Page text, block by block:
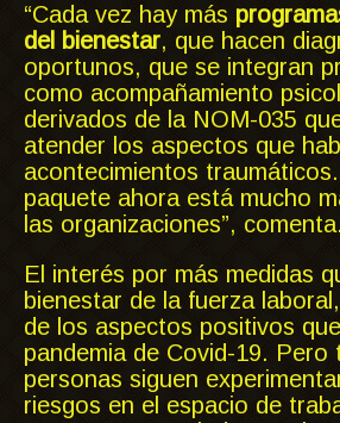
“Cada vez hay más
del bienestar, que hacen
oportunos, que se integran
como acompañamiento
derivados de la NOM-035
atender los aspectos que
acontecimientos
paquete ahora está mucho
las organizaciones”, comenta.
El interés por más medidas
bienestar de la fuerza
de los aspectos positivos
pandemia de Covid-19. Pero
personas siguen
riesgos en el espacio de